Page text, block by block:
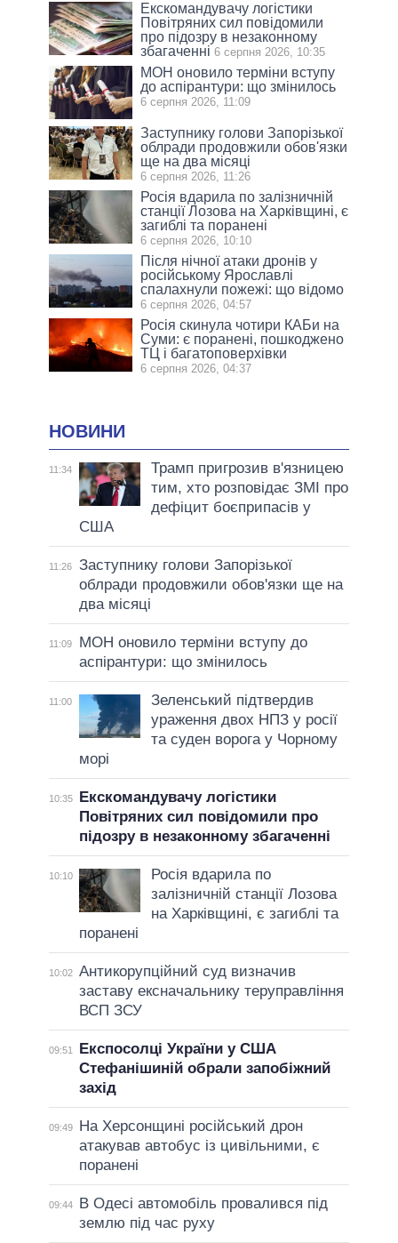
Екскомандувачу логістики
Повітряних сил повідомили
про підозру в незаконному
збагаченні 6 серпня 2026, 10:35
МОН оновило терміни вступу
до аспірантури: що змінилось
6 серпня 2026, 11:09
Заступнику голови Запорізької
облради продовжили обов'язки
ще на два місяці
6 серпня 2026, 11:26
Росія вдарила по залізничній
станції Лозова на Харківщині, є
загиблі та поранені
6 серпня 2026, 10:10
Після нічної атаки дронів у
російському Ярославлі
спалахнули пожежі: що відомо
6 серпня 2026, 04:57
Росія скинула чотири КАБи на
Суми: є поранені, пошкоджено
ТЦ і багатоповерхівки
6 серпня 2026, 04:37
НОВИНИ
11:34
Трамп пригрозив в'язницею
тим, хто розповідає ЗМІ про
дефіцит боєприпасів у
США
11:26
Заступнику голови Запорізької
облради продовжили обов'язки ще на
два місяці
11:09
МОН оновило терміни вступу до
аспірантури: що змінилось
11:00
Зеленський підтвердив
ураження двох НПЗ у росії
та суден ворога у Чорному
морі
10:35
Екскомандувачу логістики
Повітряних сил повідомили про
підозру в незаконному збагаченні
10:10
Росія вдарила по
залізничній станції Лозова
на Харківщині, є загиблі та
поранені
10:02 Антикорупційний суд визначив
заставу ексначальнику теруправління
ВСП ЗСУ
09:51
Експосолці України у США
Стефанішиній обрали запобіжний
захід
09:49
На Херсонщині російський дрон
атакував автобус із цивільними, є
поранені
09:44
В Одесі автомобіль провалився під
землю під час руху